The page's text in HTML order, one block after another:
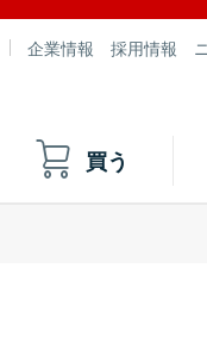
企業情報 採用情報
買う